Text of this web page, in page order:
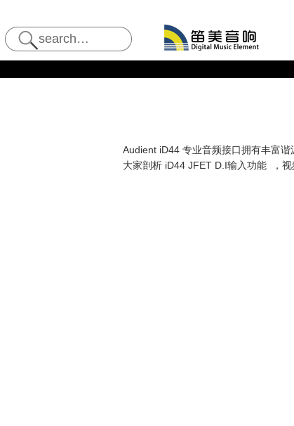
Audient iD44 专业音频接口拥有丰富
大家剖析 iD44 JFET D.I输入功能 ，视